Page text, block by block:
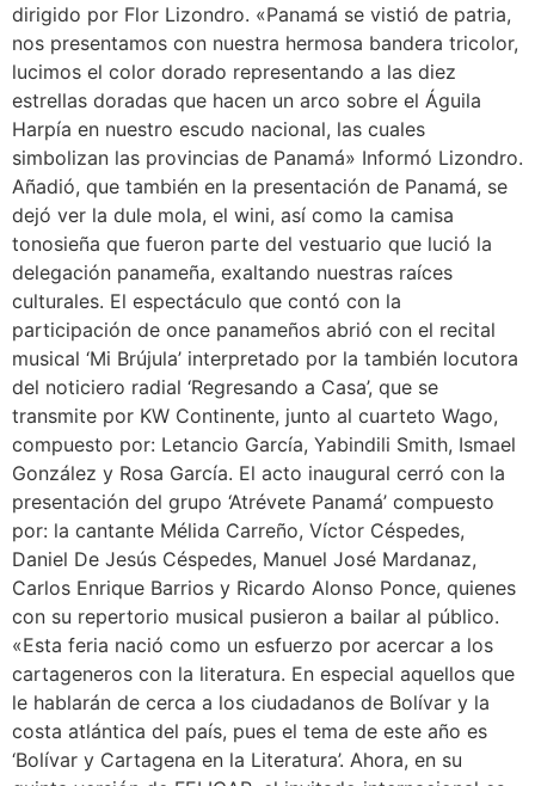
dirigido por Flor Lizondro. «Panamá se vistió de patria,
nos presentamos con nuestra hermosa bandera tricolor,
lucimos el color dorado representando a las diez
estrellas doradas que hacen un arco sobre el Águila
Harpía en nuestro escudo nacional, las cuales
simbolizan las provincias de Panamá» Informó Lizondro.
Añadió, que también en la presentación de Panamá, se
dejó ver la dule mola, el wini, así como la camisa
tonosieña que fueron parte del vestuario que lució la
delegación panameña, exaltando nuestras raíces
culturales. El espectáculo que contó con la
participación de once panameños abrió con el recital
musical ‘Mi Brújula’ interpretado por la también locutora
del noticiero radial ‘Regresando a Casa’, que se
transmite por KW Continente, junto al cuarteto Wago,
compuesto por: Letancio García, Yabindili Smith, Ismael
González y Rosa García. El acto inaugural cerró con la
presentación del grupo ‘Atrévete Panamá’ compuesto
por: la cantante Mélida Carreño, Víctor Céspedes,
Daniel De Jesús Céspedes, Manuel José Mardanaz,
Carlos Enrique Barrios y Ricardo Alonso Ponce, quienes
con su repertorio musical pusieron a bailar al público.
«Esta feria nació como un esfuerzo por acercar a los
cartageneros con la literatura. En especial aquellos que
le hablarán de cerca a los ciudadanos de Bolívar y la
costa atlántica del país, pues el tema de este año es
‘Bolívar y Cartagena en la Literatura’. Ahora, en su